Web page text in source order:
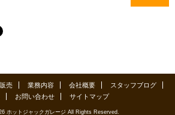
売 業務内容 会社概要
スタッフブログ
お問い合わせ サイトマップ
ホットジャックガレージ All Rights Reserved.